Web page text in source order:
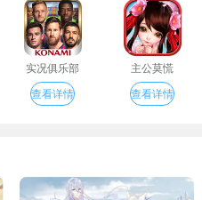
实况俱乐部
查看详情
主公莫慌
查看详情